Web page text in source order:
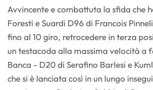
Avvincente e combattuta la sfida che
Foresti e Suardi D96 di Francois
fino al 10 giro, retrocedere in terza
un testacoda alla massima velocità a
Banca - D20 di Serafino Barlesi e
che si è lanciata così in un lungo